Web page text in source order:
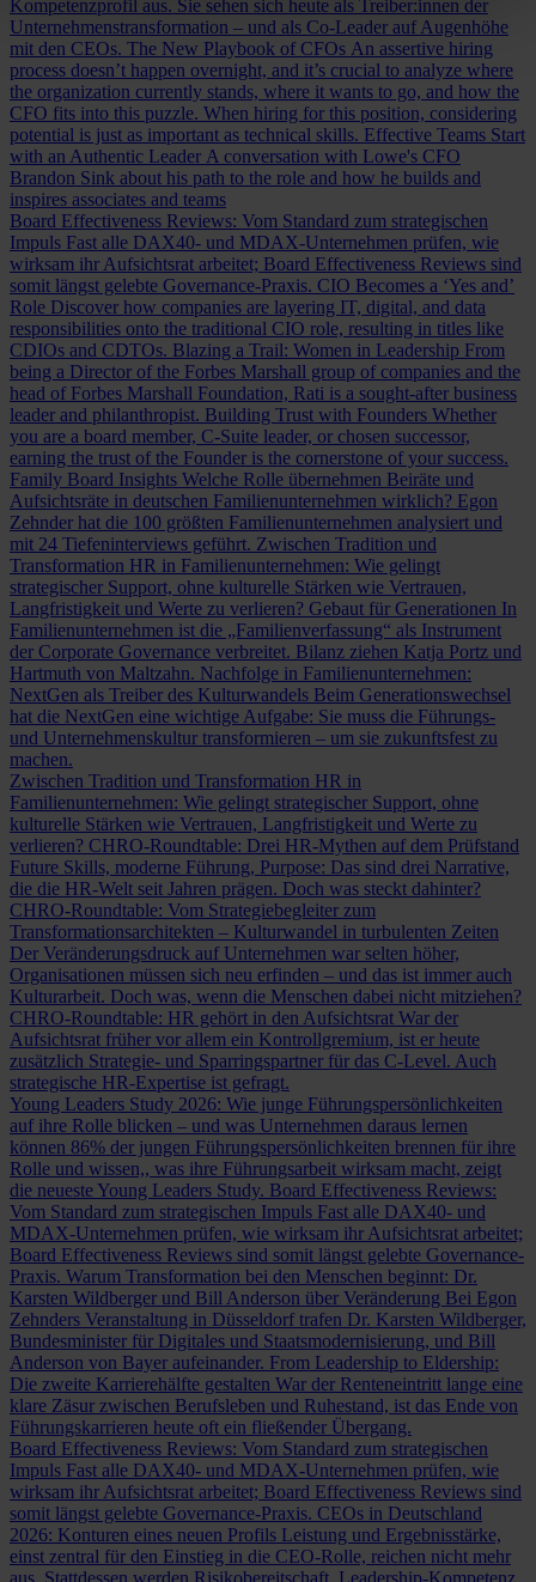
Kompetenzprofil aus. Sie sehen sich heute als Treiber:innen der
Unternehmenstransformation – und als Co-Leader auf Augenhöhe
mit den CEOs. The New Playbook of CFOs An assertive hiring
process doesn’t happen overnight, and it’s crucial to analyze where
the organization currently stands, where it wants to go, and how the
CFO fits into this puzzle. When hiring for this position, considering
potential is just as important as technical skills. Effective Teams Start
with an Authentic Leader A conversation with Lowe's CFO
Brandon Sink about his path to the role and how he builds and
inspires associates and teams
Board Effectiveness Reviews: Vom Standard zum strategischen
Impuls Fast alle DAX40- und MDAX-Unternehmen prüfen, wie
wirksam ihr Aufsichtsrat arbeitet; Board Effectiveness Reviews sind
somit längst gelebte Governance-Praxis. CIO Becomes a ‘Yes and’
Role Discover how companies are layering IT, digital, and data
responsibilities onto the traditional CIO role, resulting in titles like
CDIOs and CDTOs. Blazing a Trail: Women in Leadership From
being a Director of the Forbes Marshall group of companies and the
head of Forbes Marshall Foundation, Rati is a sought-after business
leader and philanthropist. Building Trust with Founders Whether
you are a board member, C-Suite leader, or chosen successor,
earning the trust of the Founder is the cornerstone of your success.
Family Board Insights Welche Rolle übernehmen Beiräte und
Aufsichtsräte in deutschen Familienunternehmen wirklich? Egon
Zehnder hat die 100 größten Familienunternehmen analysiert und
mit 24 Tiefeninterviews geführt. Zwischen Tradition und
Transformation HR in Familienunternehmen: Wie gelingt
strategischer Support, ohne kulturelle Stärken wie Vertrauen,
Langfristigkeit und Werte zu verlieren? Gebaut für Generationen In
Familienunternehmen ist die „Familienverfassung“ als Instrument
der Corporate Governance verbreitet. Bilanz ziehen Katja Portz und
Hartmuth von Maltzahn. Nachfolge in Familienunternehmen:
NextGen als Treiber des Kulturwandels Beim Generationswechsel
hat die NextGen eine wichtige Aufgabe: Sie muss die Führungs-
und Unternehmenskultur transformieren – um sie zukunftsfest zu
machen.
Zwischen Tradition und Transformation HR in
Familienunternehmen: Wie gelingt strategischer Support, ohne
kulturelle Stärken wie Vertrauen, Langfristigkeit und Werte zu
verlieren? CHRO-Roundtable: Drei HR-Mythen auf dem Prüfstand
Future Skills, moderne Führung, Purpose: Das sind drei Narrative,
die die HR-Welt seit Jahren prägen. Doch was steckt dahinter?
CHRO-Roundtable: Vom Strategiebegleiter zum
Transformationsarchitekten – Kulturwandel in turbulenten Zeiten
Der Veränderungsdruck auf Unternehmen war selten höher,
Organisationen müssen sich neu erfinden – und das ist immer auch
Kulturarbeit. Doch was, wenn die Menschen dabei nicht mitziehen?
CHRO-Roundtable: HR gehört in den Aufsichtsrat War der
Aufsichtsrat früher vor allem ein Kontrollgremium, ist er heute
zusätzlich Strategie- und Sparringspartner für das C-Level. Auch
strategische HR-Expertise ist gefragt.
Young Leaders Study 2026: Wie junge Führungspersönlichkeiten
auf ihre Rolle blicken – und was Unternehmen daraus lernen
können 86% der jungen Führungspersönlichkeiten brennen für ihre
Rolle und wissen,, was ihre Führungsarbeit wirksam macht, zeigt
die neueste Young Leaders Study. Board Effectiveness Reviews:
Vom Standard zum strategischen Impuls Fast alle DAX40- und
MDAX-Unternehmen prüfen, wie wirksam ihr Aufsichtsrat arbeitet;
Board Effectiveness Reviews sind somit längst gelebte Governance-
Praxis. Warum Transformation bei den Menschen beginnt: Dr.
Karsten Wildberger und Bill Anderson über Veränderung Bei Egon
Zehnders Veranstaltung in Düsseldorf trafen Dr. Karsten Wildberger,
Bundesminister für Digitales und Staatsmodernisierung, und Bill
Anderson von Bayer aufeinander. From Leadership to Eldership:
Die zweite Karrierehälfte gestalten War der Renteneintritt lange eine
klare Zäsur zwischen Berufsleben und Ruhestand, ist das Ende von
Führungskarrieren heute oft ein fließender Übergang.
Board Effectiveness Reviews: Vom Standard zum strategischen
Impuls Fast alle DAX40- und MDAX-Unternehmen prüfen, wie
wirksam ihr Aufsichtsrat arbeitet; Board Effectiveness Reviews sind
somit längst gelebte Governance-Praxis. CEOs in Deutschland
2026: Konturen eines neuen Profils Leistung und Ergebnisstärke,
einst zentral für den Einstieg in die CEO-Rolle, reichen nicht mehr
aus. Stattdessen werden Risikobereitschaft, Leadership-Kompetenz